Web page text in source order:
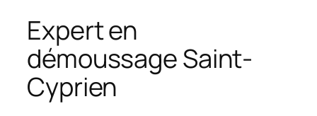
Expert en
démoussage Saint-
Cyprien